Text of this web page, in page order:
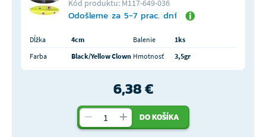
Kód produktu: M117-649-036
Odošleme za 5-7 prac. dní
Dĺžka 4cm Balenie
1ks
Farba
Black/Yellow Clown Hmotnosť 3,5gr
6,38 €
DO KOŠÍKA